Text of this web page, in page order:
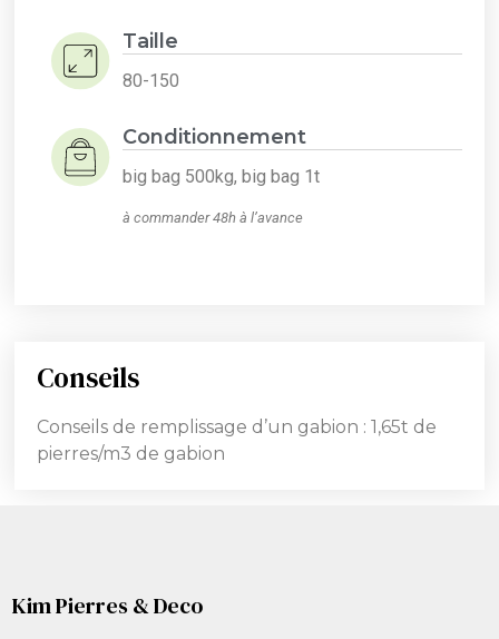
Taille
80-150
Conditionnement
big bag 500kg, big bag 1t
à commander 48h à l’avance
Conseils
Conseils de remplissage d’un gabion : 1,65t de
pierres/m3 de gabion
Kim Pierres & Deco